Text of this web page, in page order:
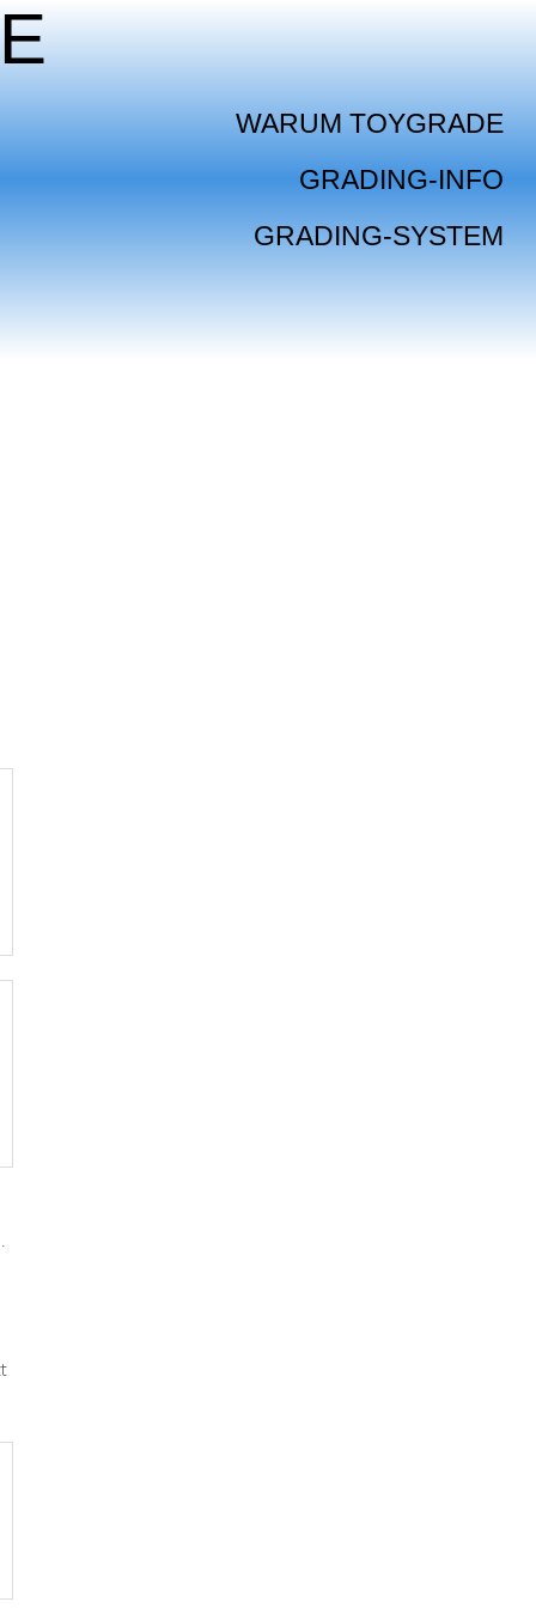
WARUM TOYGRADE
GRADING-INFO
GRADING-SYSTEM